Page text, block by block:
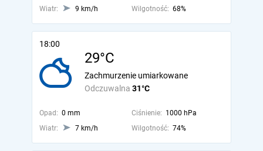
Wiatr:
9 km/h Wilgotność: 68%
18:00
29°C
Odczuwalna 31°C
Zachmurzenie umiarkowane
Opad: 0 mm Ciśnienie: 1000 hPa
Wiatr:
7 km/h Wilgotność: 74%